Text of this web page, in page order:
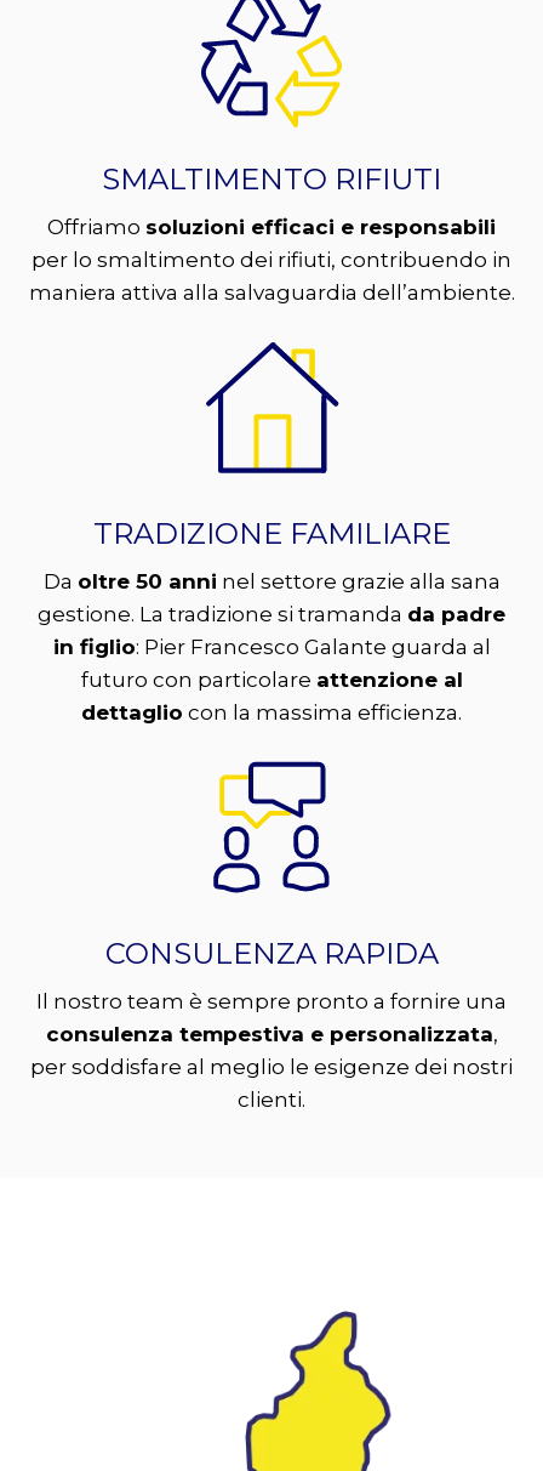
SMALTIMENTO RIFIUTI
Offriamo soluzioni efficaci e responsabili
per lo smaltimento dei rifiuti, contribuendo in
maniera attiva alla salvaguardia dell’ambiente.
TRADIZIONE FAMILIARE
Da oltre 50 anni nel settore grazie alla sana
gestione. La tradizione si tramanda da padre
in figlio: Pier Francesco Galante guarda al
futuro con particolare attenzione al
dettaglio con la massima efficienza.
CONSULENZA RAPIDA
Il nostro team è sempre pronto a fornire una
consulenza tempestiva e personalizzata,
per soddisfare al meglio le esigenze dei nostri
clienti.